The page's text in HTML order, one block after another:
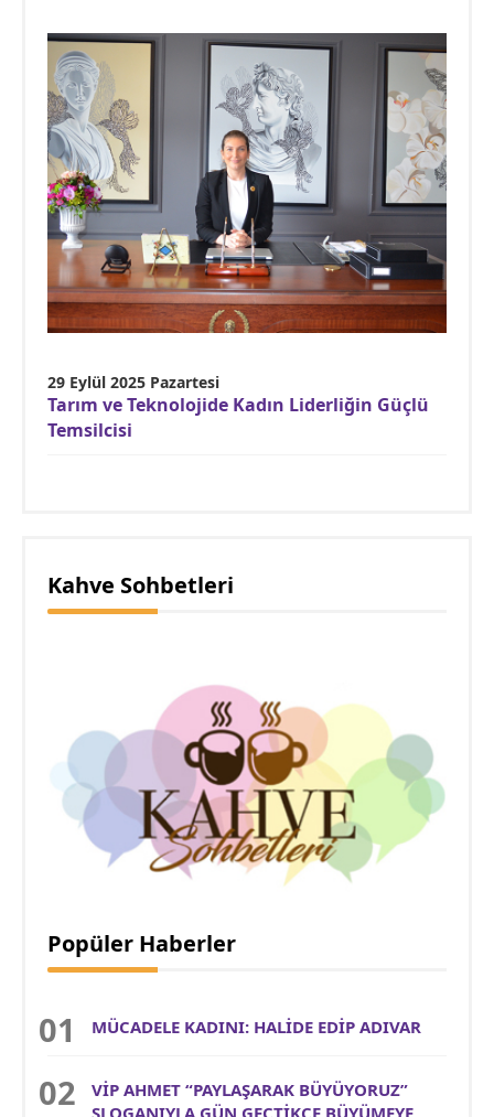
29 Eylül 2025 Pazartesi
Tarım ve Teknolojide Kadın Liderliğin Güçlü
Temsilcisi
Kahve Sohbetleri
Popüler Haberler
MÜCADELE KADINI: HALİDE EDİP ADIVAR
VİP AHMET “PAYLAŞARAK BÜYÜYORUZ”
SLOGANIYLA GÜN GEÇTİKÇE BÜYÜMEYE